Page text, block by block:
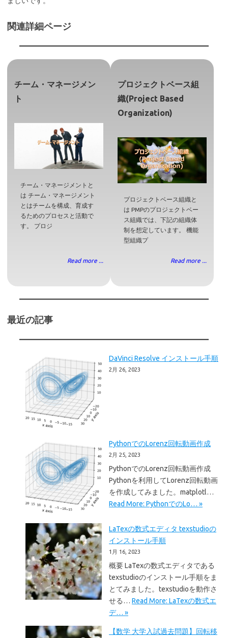
関連詳細ページ
チーム・マネージメン
ト
チーム・マネージメントと
は チーム・マネージメント
とはチームを構成、育成す
るためのプロセスと活動で
す。 プロジ
Read more ...
プロジェクトベース組
織(Project Based
Organization)
プロジェクトベース組織と
は PMPのプロジェクトベー
ス組織では、下記の組織体
制を想定しています。 機能
型組織プ
Read more ...
最近の記事
DaVinci Resolve インストール手順
2月 26, 2023
PythonでのLorenz回転動画作成
2月 25, 2023
PythonでのLorenz回転動画作成
Pythonを利用してLorenz回転動画
を作成してみました。matplotl…
Read More: PythonでのLo… »
LaTexの数式エディタ texstudioの
インストール手順
1月 16, 2023
概要 LaTexの数式エディタである
texstudioのインストール手順をま
とてみました。texstudioを動作さ
せる… Read More: LaTexの数式エ
デ… »
【数学 大学入試過去問題】回転移